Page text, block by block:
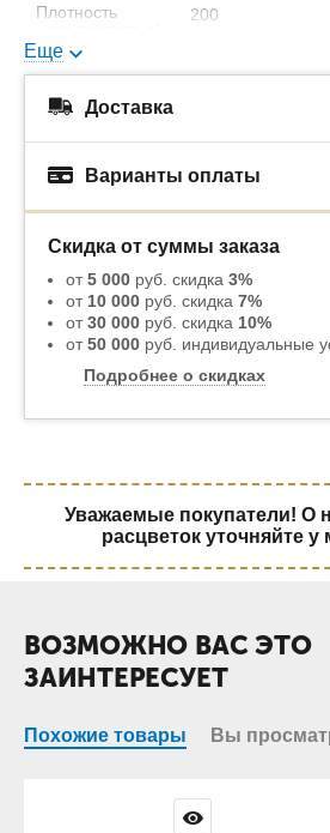
Плотность
м2:
200
наполнителя:
Еще
Доставка
Варианты оплаты
Скидка от суммы заказа
от5 000 руб. скидка 3%
от 10 000 руб. скидка 7%
от30 000 руб. скидка 10%
от50 000 руб. индивидуальные
Подробнее о скидках
Уважаемые покупатели! О
расцветок уточняйте у
ВОЗМОЖНО ВАС ЭТО
ЗАИНТЕРЕСУЕТ
Похожие товары Вы